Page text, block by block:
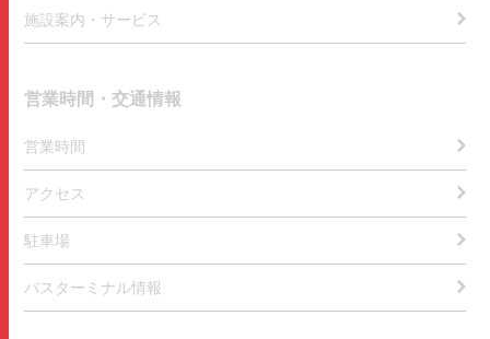
施設案内・サービス
営業時間・交通情報
営業時間
アクセス
駐車場
バスターミナル情報